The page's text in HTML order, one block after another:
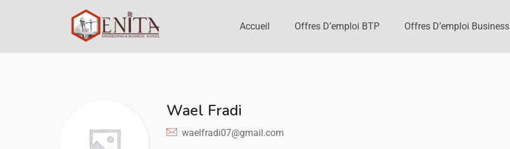
Accueil Offres D’emploi BTP Offres D’emploi Business
Wael Fradi
waelfradi07@gmail.com